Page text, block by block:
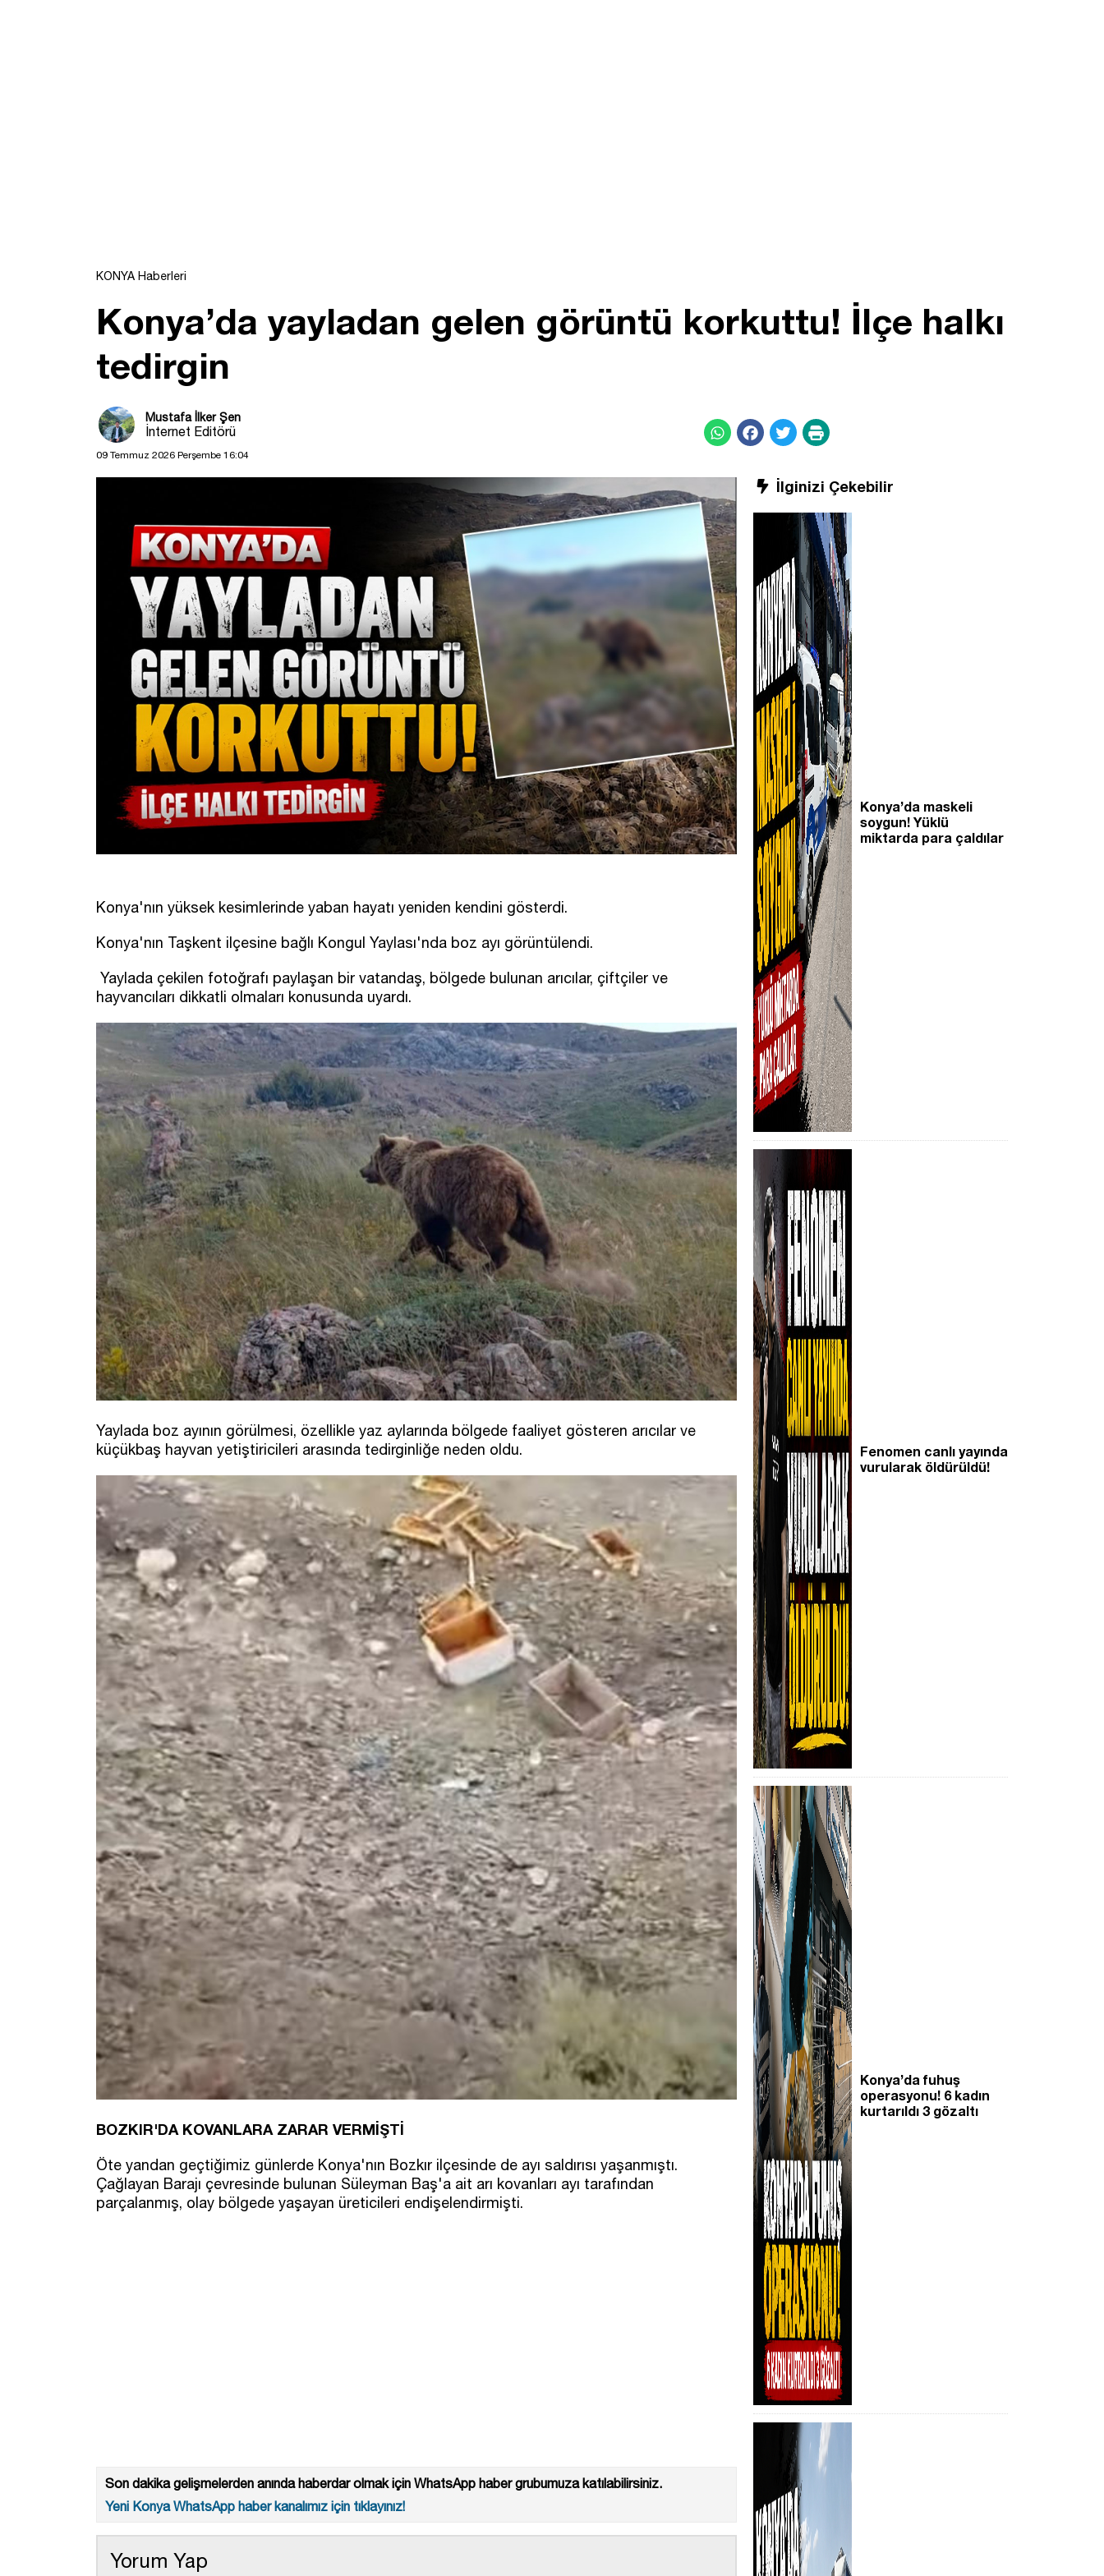
KONYA Haberleri
Konya’da yayladan gelen görüntü korkuttu! İlçe halkı
tedirgin
Mustafa İlker Şen
İnternet Editörü
09 Temmuz 2026 Perşembe 16:04
Konya'nın yüksek kesimlerinde yaban hayatı yeniden kendini gösterdi.
Konya'nın Taşkent ilçesine bağlı Kongul Yaylası'nda boz ayı görüntülendi.
Yaylada çekilen fotoğrafı paylaşan bir vatandaş, bölgede bulunan arıcılar, çiftçiler ve
hayvancıları dikkatli olmaları konusunda uyardı.
Yaylada boz ayının görülmesi, özellikle yaz aylarında bölgede faaliyet gösteren arıcılar ve
küçükbaş hayvan yetiştiricileri arasında tedirginliğe neden oldu.
BOZKIR'DA KOVANLARA ZARAR VERMİŞTİ
Öte yandan geçtiğimiz günlerde Konya'nın Bozkır ilçesinde de ayı saldırısı yaşanmıştı.
Çağlayan Barajı çevresinde bulunan Süleyman Baş'a ait arı kovanları ayı tarafından
parçalanmış, olay bölgede yaşayan üreticileri endişelendirmişti.
Son dakika gelişmelerden anında haberdar olmak için WhatsApp haber grubumuza katılabilirsiniz.
Yeni Konya WhatsApp haber kanalımız için tıklayınız!
Yorum Yap
İlginizi Çekebilir
Konya’da maskeli
soygun! Yüklü
miktarda para çaldılar
Fenomen canlı yayında
vurularak öldürüldü!
Konya’da fuhuş
operasyonu! 6 kadın
kurtarıldı 3 gözaltı